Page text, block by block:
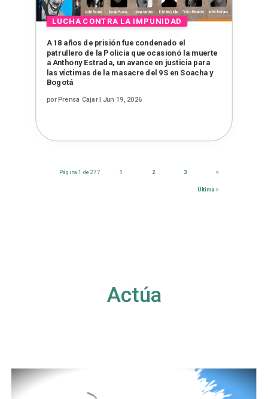
A 18 años de prisión fue condenado el
patrullero de la Policía que ocasionó la muerte
a Anthony Estrada, un avance en justicia para
las víctimas de la masacre del 9S en Soacha y
Bogotá
porPrensa Cajar| Jun 19, 2026
Página 1 de 277 1 2 3 »
Última »
Actúa